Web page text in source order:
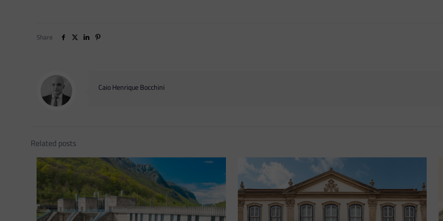
Share
Caio Henrique Bocchini
Related posts